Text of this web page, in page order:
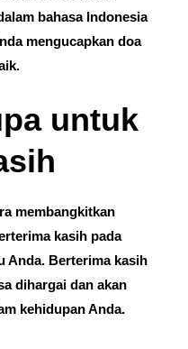
bahasa Indonesia
mengucapkan doa
untuk
membangkitkan
kasih pada
Anda. Berterima kasih
dihargai dan akan
kehidupan Anda.